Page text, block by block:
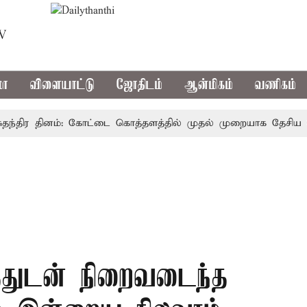
விளையாட்டு ஜோதிடம் ஆன்மிகம் வணிகம்
தினம்: கோட்டை கொத்தளத்தில் முதல் முறையாக தேசிய
நிறைவடைந்த